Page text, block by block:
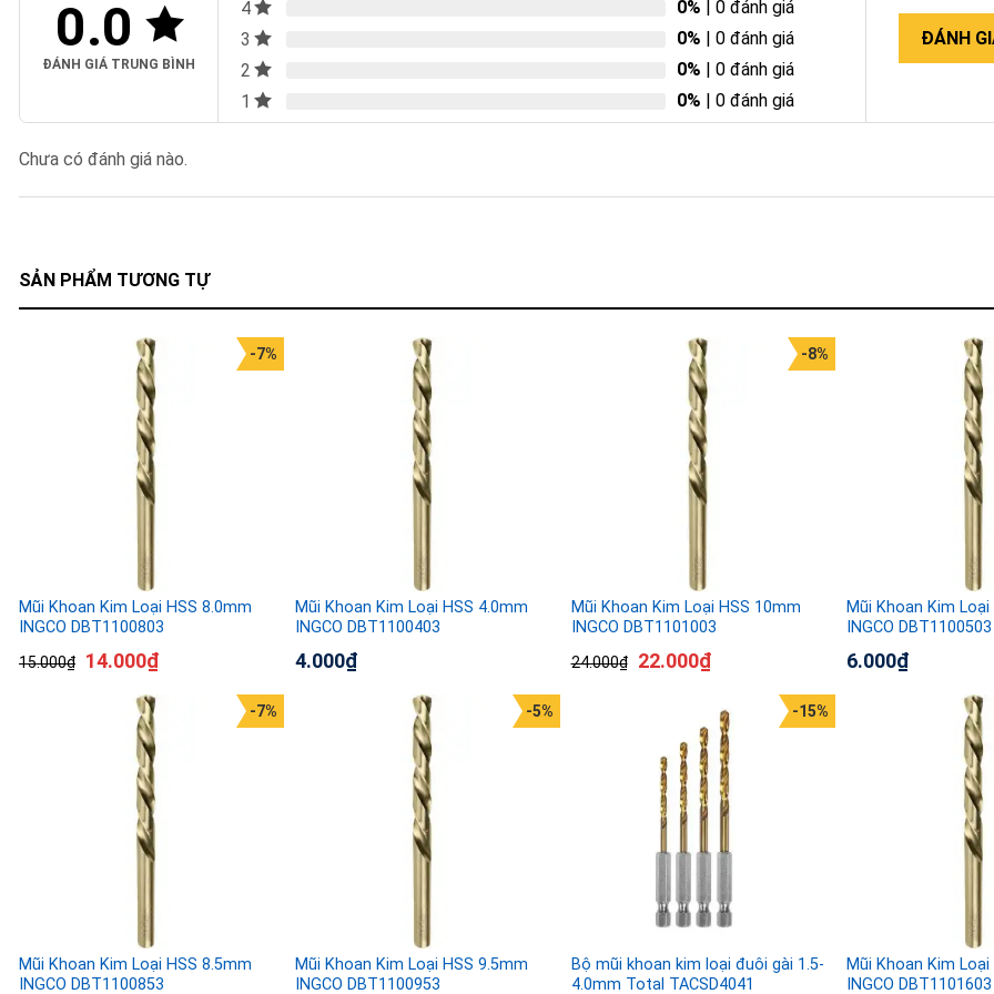
0.0
ĐÁNH GIÁ TRUNG BÌNH
4
0% | 0 đánh giá
3
0% | 0 đánh giá
2
0% | 0 đánh giá
1
0% | 0 đánh giá
ĐÁNH
Chưa có đánh giá nào.
SẢN PHẨM TƯƠNG TỰ
Mũi Khoan Kim Loại HSS 8.0mm
INGCO DBT1100803
15.000₫
-7%
14.000₫
Mũi Khoan Kim Loại HSS 4.0mm
INGCO DBT1100403
4.000₫
Mũi Khoan Kim Loại HSS 10mm
INGCO DBT1101003
24.000₫
-8%
22.000₫
Mũi Khoan Kim
INGCO DBT1100503
6.000₫
Mũi Khoan Kim Loại HSS 8.5mm
INGCO DBT1100853
-7%
Mũi Khoan Kim Loại HSS 9.5mm
INGCO DBT1100953
-5%
Bộ mũi khoan kim loại đuôi gài 1.5-
4.0mm Total TACSD4041
-15%
Mũi Khoan Kim
INGCO DBT1101603